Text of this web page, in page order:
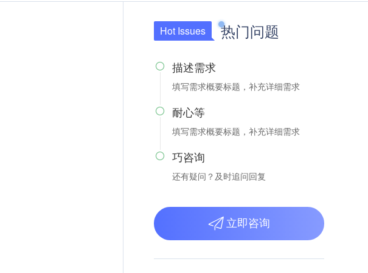
Hot Issues 热门问题
 描述需求
填写需求概要标题，补充详细需求
 耐心等
填写需求概要标题，补充详细需求
 巧咨询
还有疑问？及时追问回复
立即咨询